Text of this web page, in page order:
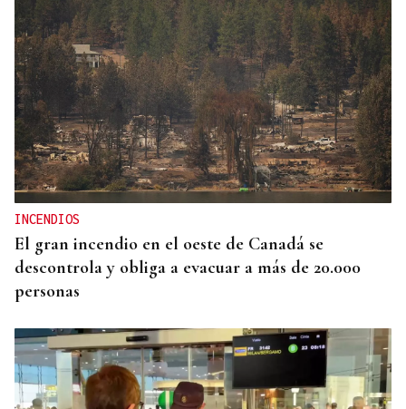
INCENDIOS
El gran incendio en el oeste de Canadá se
descontrola y obliga a evacuar a más de 20.000
personas